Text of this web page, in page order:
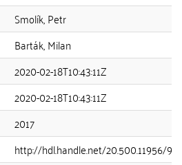
Smolík, Petr
Barták, Milan
2020-02-18T10:43:11Z
2020-02-18T10:43:11Z
2017
http://hdl.handle.net/20.500.11956/